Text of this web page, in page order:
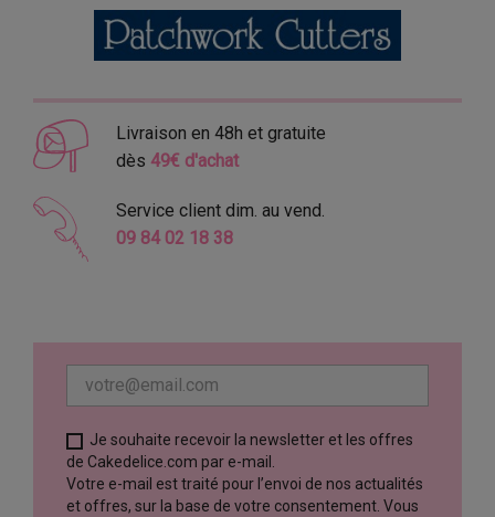
Livraison en 48h et gratuite
dès 49€ d'achat
Service client dim. au vend.
09 84 02 18 38
Je souhaite recevoir la newsletter et les offres
de Cakedelice.com par e-mail.
Votre e-mail est traité pour l’envoi de nos actualités
et offres, sur la base de votre consentement. Vous